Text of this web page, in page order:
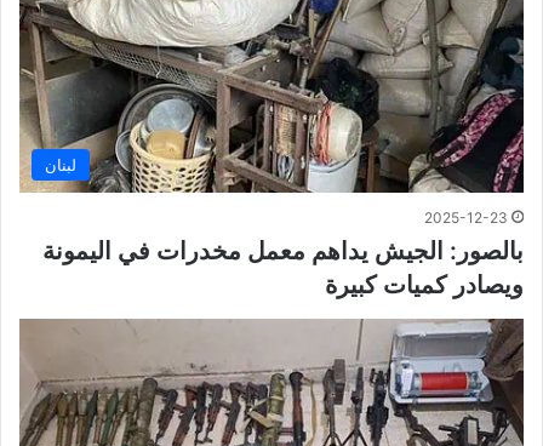
لبنان
2025-12-23
بالصور: الجيش يداهم معمل مخدرات في اليمونة
ويصادر كميات كبيرة